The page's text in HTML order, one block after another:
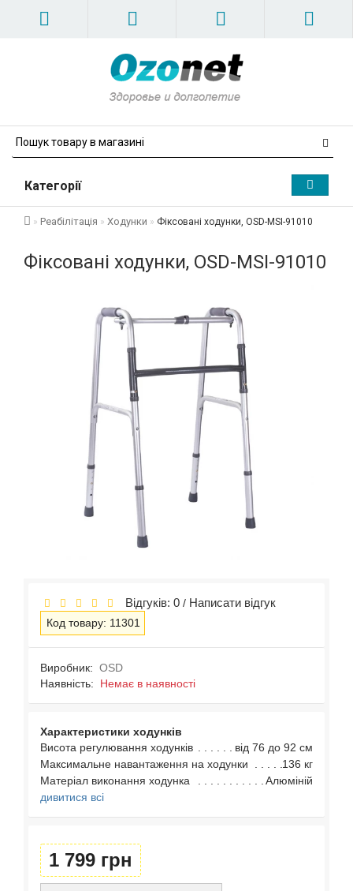
Категорії
Реабілітація Ходунки Фіксовані ходунки, OSD-MSI-91010
Фіксовані ходунки, OSD-MSI-91010
Відгуків: 0 / Написати відгук
Код товару: 11301
Виробник: OSD
Наявність: Немає в наявності
Характеристики ходунків
Висота регулювання ходунків
від 76 до 92 см
Максимальне навантаження на ходунки
136 кг
Матеріал виконання ходунка
Алюміній
дивитися всі
1 799 грн